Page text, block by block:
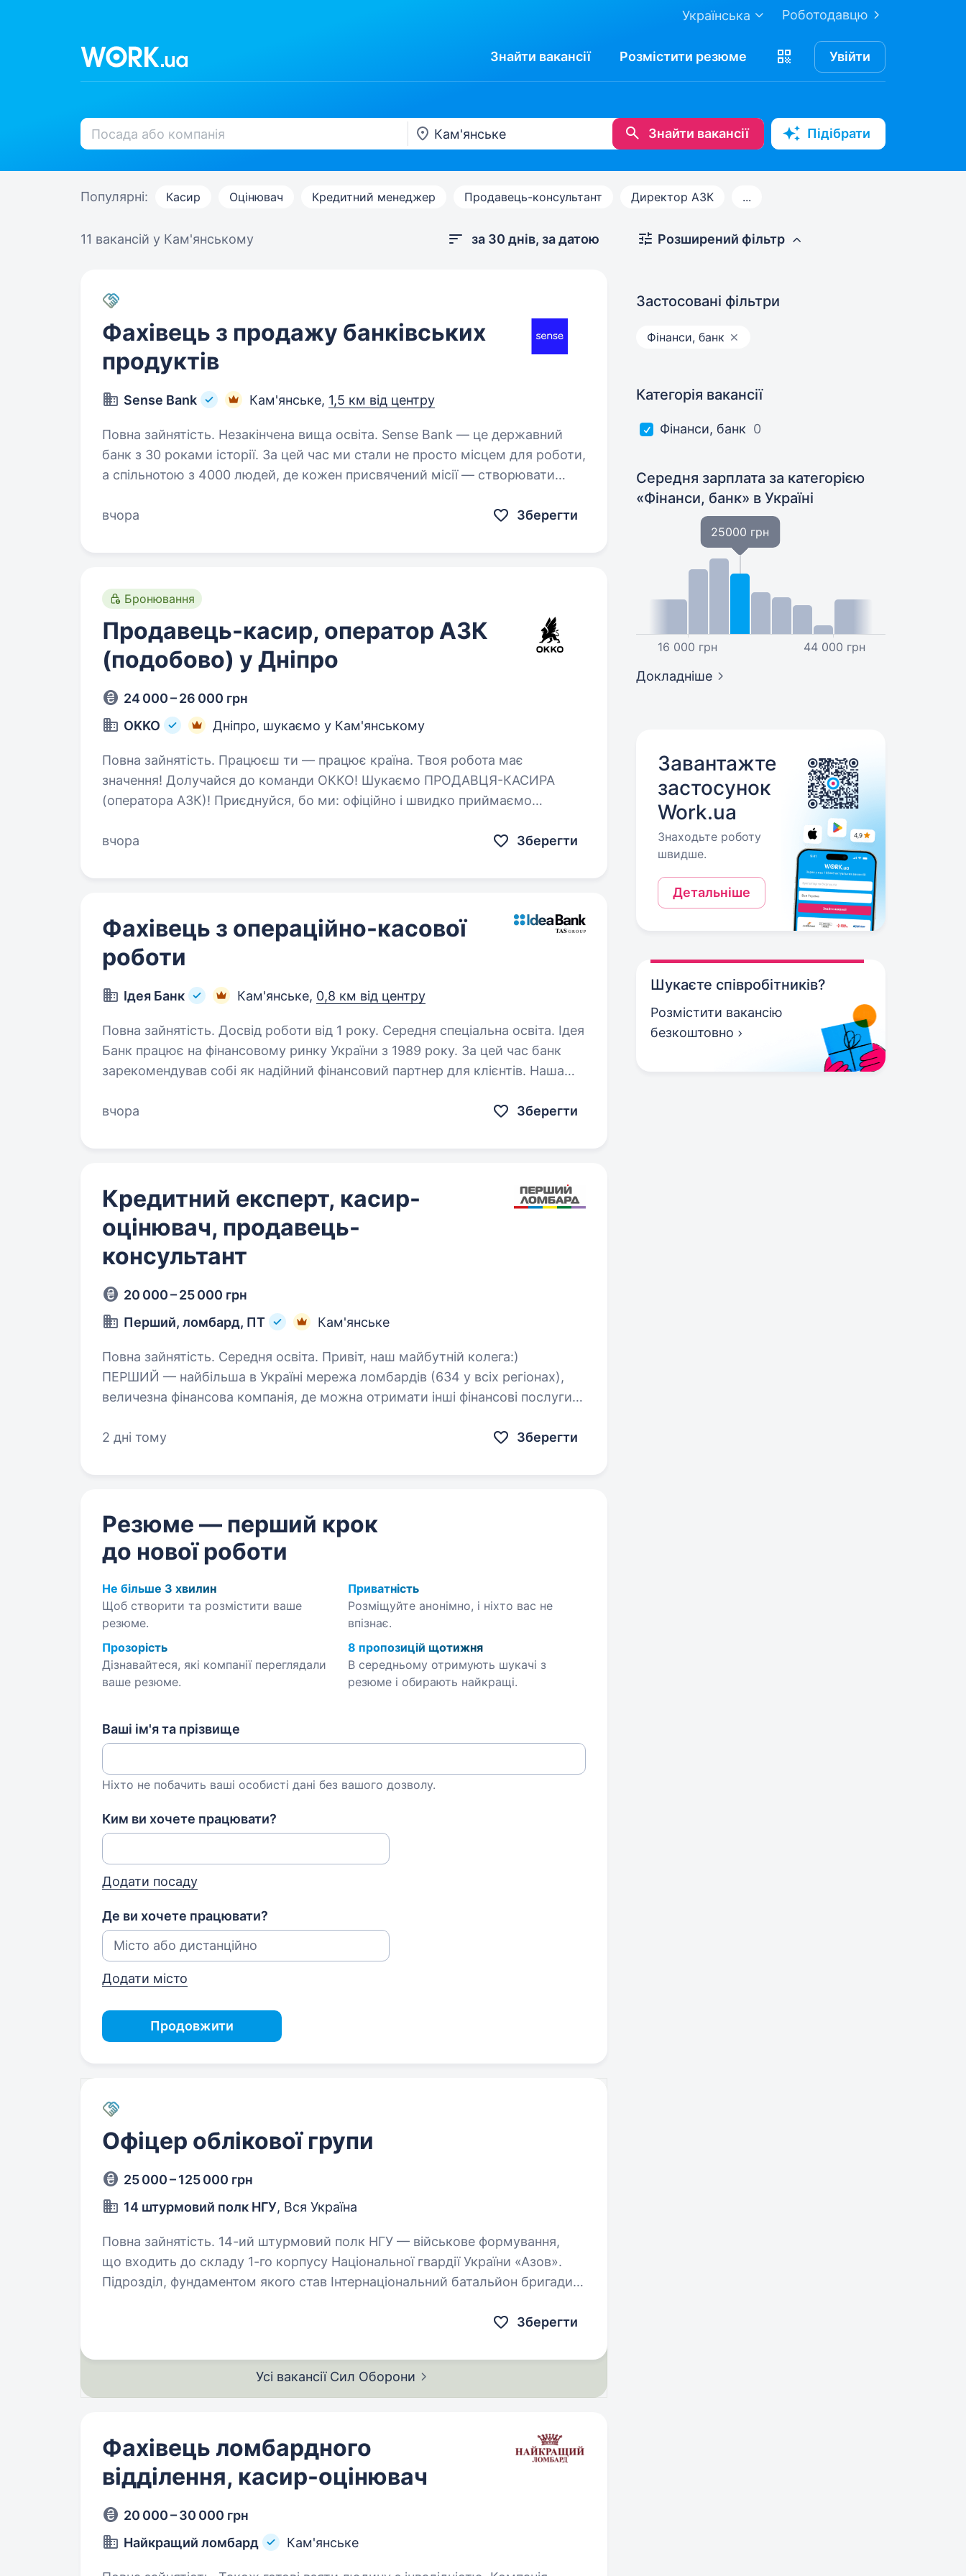
Роботодавцю
Українська
Знайти вакансії Розмістити резюме Увійти
Знайти вакансії Підібрати
Популярні: Касир Оцінювач Кредитний менеджер Продавець-консультант Директор АЗК ...
11 вакансій у Кам'янському за 30 днів, за датою
Фахівець з продажу банківських
продуктів
Sense Bank Кам'янське, 1,5 км від центру
Повна зайнятість. Незакінчена вища освіта. Sense Bank — це державний
банк з 30 роками історії. За цей час ми стали не просто місцем для роботи,
а спільнотою з 4000 людей, де кожен присвячений місії — створювати
вчора
Зберегти
Бронювання
Продавець-касир, оператор АЗК
(подобово) у Дніпро
24 000 – 26 000 грн
OKKO
Дніпро, шукаємо у Кам'янському
Повна зайнятість. Працюєш ти — працює країна. Твоя робота має
значення! Долучайся до команди ОККО! Шукаємо ПРОДАВЦЯ-КАСИРА
(оператора АЗК)! Приєднуйся, бо ми: офіційно і швидко приймаємо
вчора
Зберегти
Фахівець з операційно-касової
роботи
Ідея Банк Кам'янське, 0,8 км від центру
Повна зайнятість. Досвід роботи від 1 року. Середня спеціальна освіта. Ідея
Банк працює на фінансовому ринку України з 1989 року. За цей час банк
зарекомендував собі як надійний фінансовий партнер для клієнтів. Наша
персоналу,…
вчора Зберегти
Кредитний експерт, касир-
оцінювач, продавець-
консультант
20 000 – 25 000 грн
Перший, ломбард, ПТ
Кам'янське
Повна зайнятість. Середня освіта. Привіт, наш майбутній колега:)
ПЕРШИЙ — найбільша в Україні мережа ломбардів (634 у всіх регіонах),
величезна фінансова компанія, де можна отримати інші фінансові послуги
2 дні тому
Зберегти
Резюме — перший крок
до нової роботи
Не більше 3 хвилин
Щоб створити та розмістити ваше
резюме.
Приватність
Розміщуйте анонімно, і ніхто вас не
впізнає.
Прозорість
Дізнавайтеся, які компанії переглядали
ваше резюме.
8 пропозицій щотижня
В середньому отримують шукачі з
резюме і обирають найкращі.
Ваші ім'я та прізвище
Ніхто не побачить ваші особисті дані без вашого дозволу.
Ким ви хочете працювати?
Додати посаду
Де ви хочете працювати?
Додати місто
Продовжити
Офіцер облікової групи
25 000 – 125 000 грн
14 штурмовий полк НГУ, Вся Україна
Повна зайнятість. 14-ий штурмовий полк НГУ — військове формування,
що входить до складу 1-го корпусу Національної гвардії України «Азов».
Підрозділ, фундаментом якого став Інтернаціональний батальйон бригади
Зберегти
Усі вакансії Сил Оборони
Фахівець ломбардного
відділення, касир-оцінювач
20 000 – 30 000 грн
Найкращий ломбард
Кам'янське
Розширений фільтр
Застосовані фільтри
Фінанси, банк
Категорія вакансії
Фінанси, банк 0
Середня зарплата за категорією
«Фінанси, банк» в Україні
16 000 грн
25000 грн
44 000 грн
Докладніше
Завантажте
застосунок
Work.ua
Знаходьте роботу
швидше.
Детальніше
Шукаєте співробітників?
Розмістити вакансію
безкоштовно